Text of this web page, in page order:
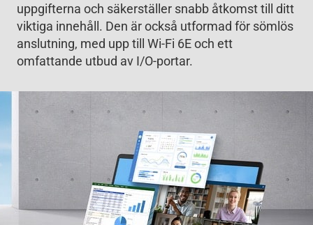
uppgifterna och säkerställer snabb åtkomst till ditt
viktiga innehåll. Den är också utformad för sömlös
anslutning, med upp till Wi-Fi 6E och ett
omfattande utbud av I/O-portar.